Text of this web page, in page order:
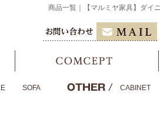
商品一覧｜【マルミヤ家具】ダイ
SOFA CABINET